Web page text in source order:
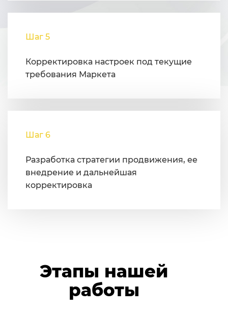
Шаг 5
Корректировка настроек под текущие
требования Маркета
Шаг 6
Разработка стратегии продвижения, ее
внедрение и дальнейшая
корректировка
Этапы нашей
работы